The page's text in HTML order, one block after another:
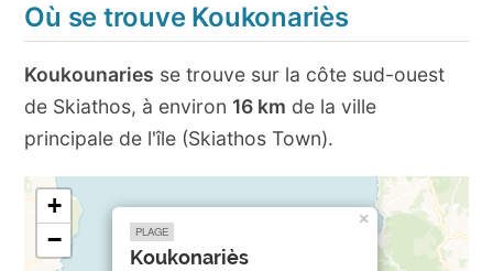
Où se trouve Koukonariès
Koukounaries se trouve sur la côte sud-ouest
de Skiathos, à environ 16 km de la ville
principale de l'île (Skiathos Town).
PLAGE
Koukonariès
×
+
−